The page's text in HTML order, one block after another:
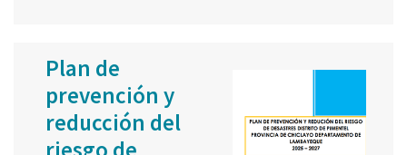
Plan de
prevención y
reducción del